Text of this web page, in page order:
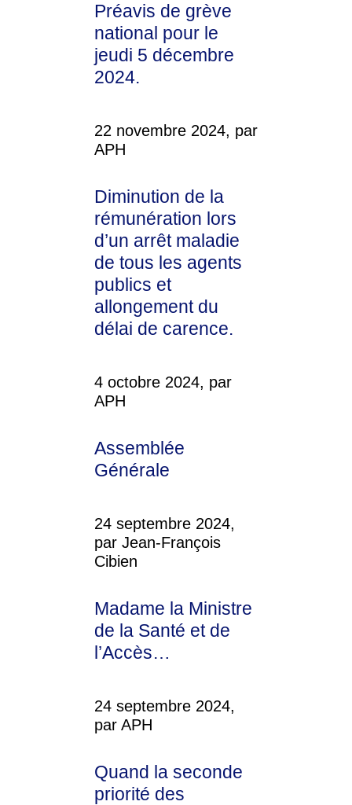
Préavis de grève
national pour le
jeudi 5 décembre
2024.
22 novembre 2024, par
APH
Diminution de la
rémunération lors
d’un arrêt maladie
de tous les agents
publics et
allongement du
délai de carence.
4 octobre 2024, par
APH
Assemblée
Générale
24 septembre 2024,
par Jean-François
Cibien
Madame la Ministre
de la Santé et de
l’Accès…
24 septembre 2024,
par APH
Quand la seconde
priorité des